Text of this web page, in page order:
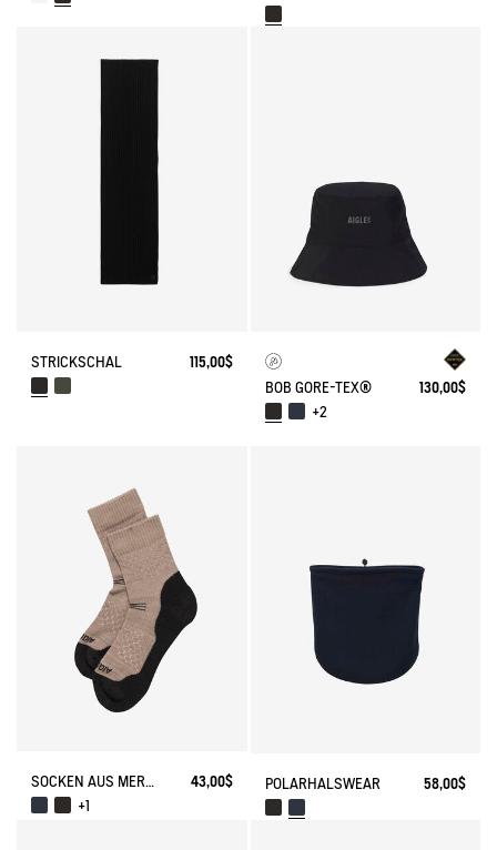
STRICKSCHAL
115,00$
BOB GORE-TEX®
130,00$
+2
SOCKEN AUS MERINOWOLLE MADE IN FRANCE
43,00$
+1
POLARHALSWEAR 58,00$